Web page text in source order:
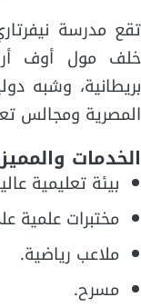
تقع مدرسة
خلف مول أوف
بريطانية، وشبه
المصرية ومجالس
الخدمات
بيئة تعليمية
مختبرات علمية
ملاعب رياضية.
مسرح.